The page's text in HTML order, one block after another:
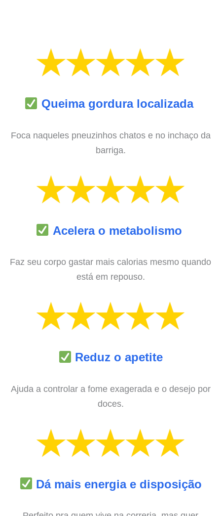
Queima gordura localizada
Foca naqueles pneuzinhos chatos e no inchaço da
barriga.
Acelera o metabolismo
Faz seu corpo gastar mais calorias mesmo quando
está em repouso.
Reduz o apetite
Ajuda a controlar a fome exagerada e o desejo por
doces.
Dá mais energia e disposição